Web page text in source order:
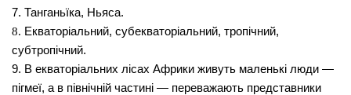
7. Танганьїка, Ньяса.
8. Екваторіальний, субекваторіальний, тропічний,
субтропічний.
9. В екваторіальних лісах Африки живуть маленькі люди —
пігмеї, а в північній частині — переважають представники